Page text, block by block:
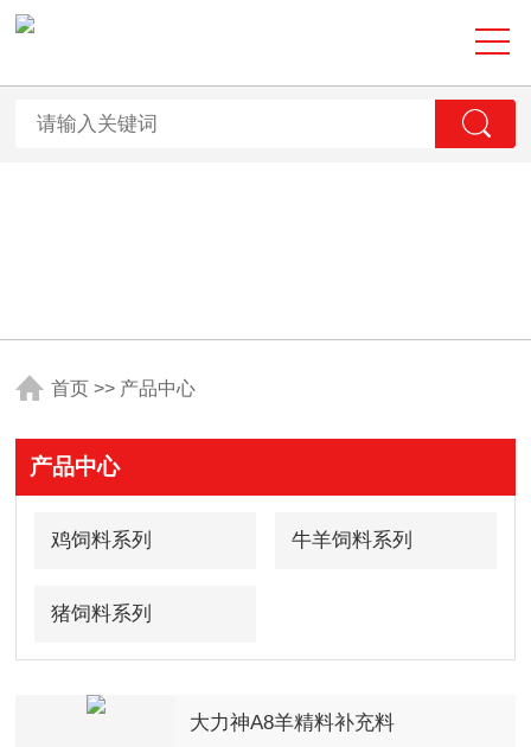
首页 >> 产品中心
产品中心
鸡饲料系列 牛羊饲料系列
猪饲料系列
大力神A8羊精料补充料